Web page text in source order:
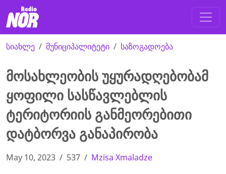
სიახლე მუნიციპალიტეტი საზოგადოება
მოსახლეობის უყურადღებობამ
ყოფილი სასწავლებლის
ტერიტორიის განმეორებითი
დატბორვა განაპირობა
May 10, 2023 537 Mzisa Xmaladze